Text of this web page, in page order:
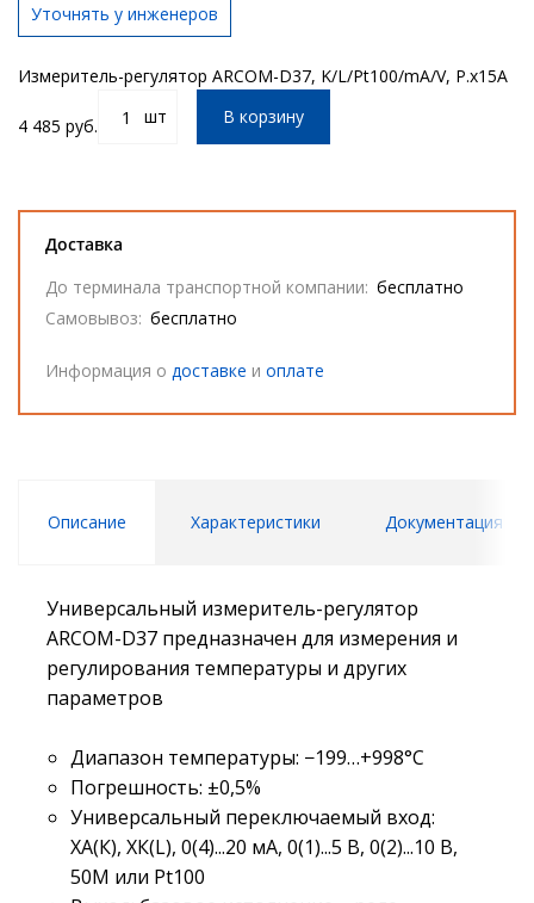
Уточнять у инженеров
Измеритель-регулятор ARCOM-D37, K/L/Pt100/mA/V, Р.х15А
4 485 руб. шт В корзину
Доставка
До терминала транспортной компании: бесплатно
Самовывоз: бесплатно
Информация о доставке и оплате
Описание Характеристики Документация
Универсальный измеритель-регулятор
ARCOM-D37 предназначен для измерения и
регулирования температуры и других
параметров
Диапазон температуры: −199…+998°C
Погрешность: ±0,5%
Универсальный переключаемый вход:
ХА(К), ХК(L), 0(4)...20 мА, 0(1)...5 В, 0(2)...10 В,
50М или Pt100